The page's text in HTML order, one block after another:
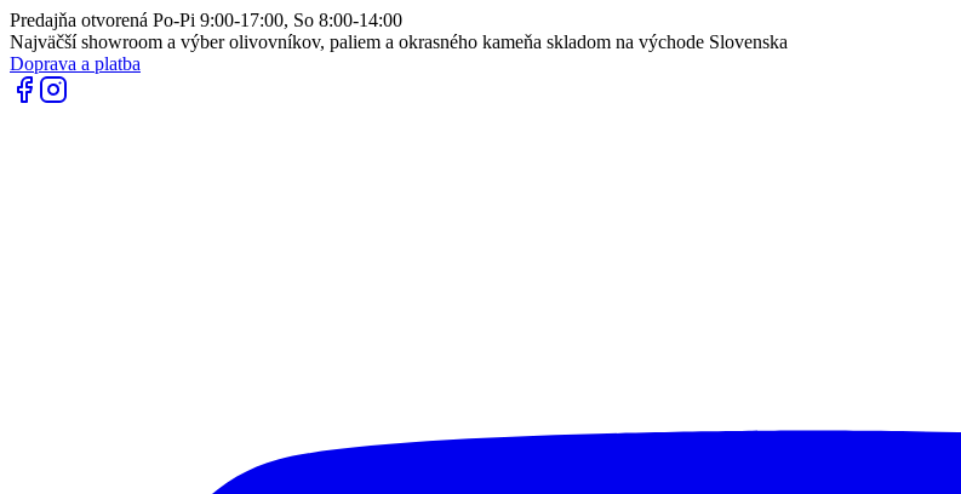
Predajňa otvorená Po-Pi 9:00-17:00, So 8:00-14:00
Najväčší showroom a výber olivovníkov, paliem a okrasného kameňa skladom na východe Slovenska
Doprava a platba